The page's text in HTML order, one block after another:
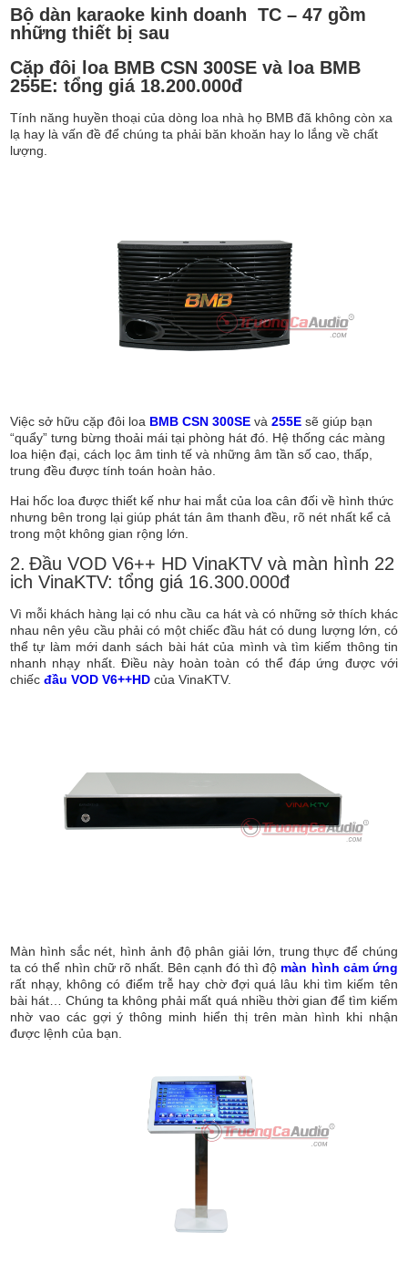
Bộ dàn karaoke kinh doanh TC – 47 gồm
những thiết bị sau
Cặp đôi loa BMB CSN 300SE và loa BMB
255E: tổng giá 18.200.000đ
Tính năng huyền thoại của dòng loa nhà họ BMB đã không còn xa
lạ hay là vấn đề để chúng ta phải băn khoăn hay lo lắng về chất
lượng.
Việc sở hữu cặp đôi loa BMB CSN 300SE và255E sẽ giúp bạn
“quẩy” tưng bừng thoải mái tại phòng hát đó. Hệ thống các màng
loa hiện đại, cách lọc âm tinh tế và những âm tần số cao, thấp,
trung đều được tính toán hoàn hảo.
Hai hốc loa được thiết kế như hai mắt của loa cân đối về hình thức
nhưng bên trong lại giúp phát tán âm thanh đều, rõ nét nhất kể cả
trong một không gian rộng lớn.
2. Đầu VOD V6++ HD VinaKTV và màn hình 22
ich VinaKTV: tổng giá 16.300.000đ
Vì mỗi khách hàng lại có nhu cầu ca hát và có những sở thích khác
nhau nên yêu cầu phải có một chiếc đầu hát có dung lượng lớn, có
thể tự làm mới danh sách bài hát của mình và tìm kiếm thông tin
nhanh nhạy nhất. Điều này hoàn toàn có thể đáp ứng được với
chiếcđầu VOD V6++HD của VinaKTV.
Màn hình sắc nét, hình ảnh độ phân giải lớn, trung thực để chúng
ta có thể nhìn chữ rõ nhất. Bên cạnh đó thì độ màn hình cảm ứng
rất nhạy, không có điểm trễ hay chờ đợi quá lâu khi tìm kiếm tên
bài hát… Chúng ta không phải mất quá nhiều thời gian để tìm kiếm
nhờ vao các gợi ý thông minh hiển thị trên màn hình khi nhận
được lệnh của bạn.